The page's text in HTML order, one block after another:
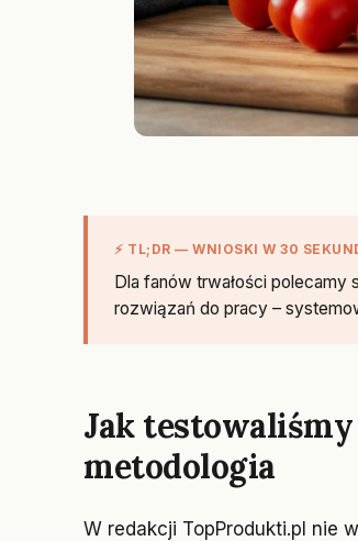
⚡ TL;DR — WNIOSKI W 30
Dla fanów trwałości polecamy
rozwiązań do pracy –
Jak
metodologia
W redakcji TopProdukti.pl nie